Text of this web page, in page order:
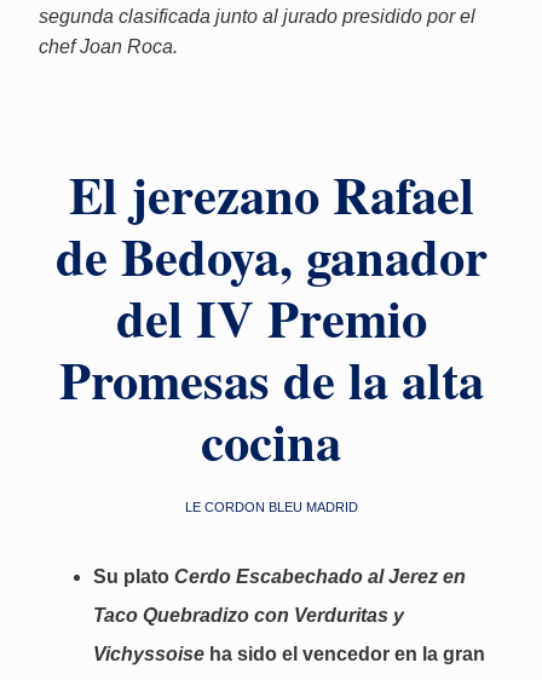
segunda clasificada junto al jurado presidido por el
chef Joan Roca.
El jerezano Rafael
de Bedoya, ganador
del IV Premio
Promesas de la alta
cocina
LE CORDON BLEU MADRID
Su plato Cerdo Escabechado al Jerez en
Taco Quebradizo con Verduritas y
Vichyssoise ha sido el vencedor en la gran